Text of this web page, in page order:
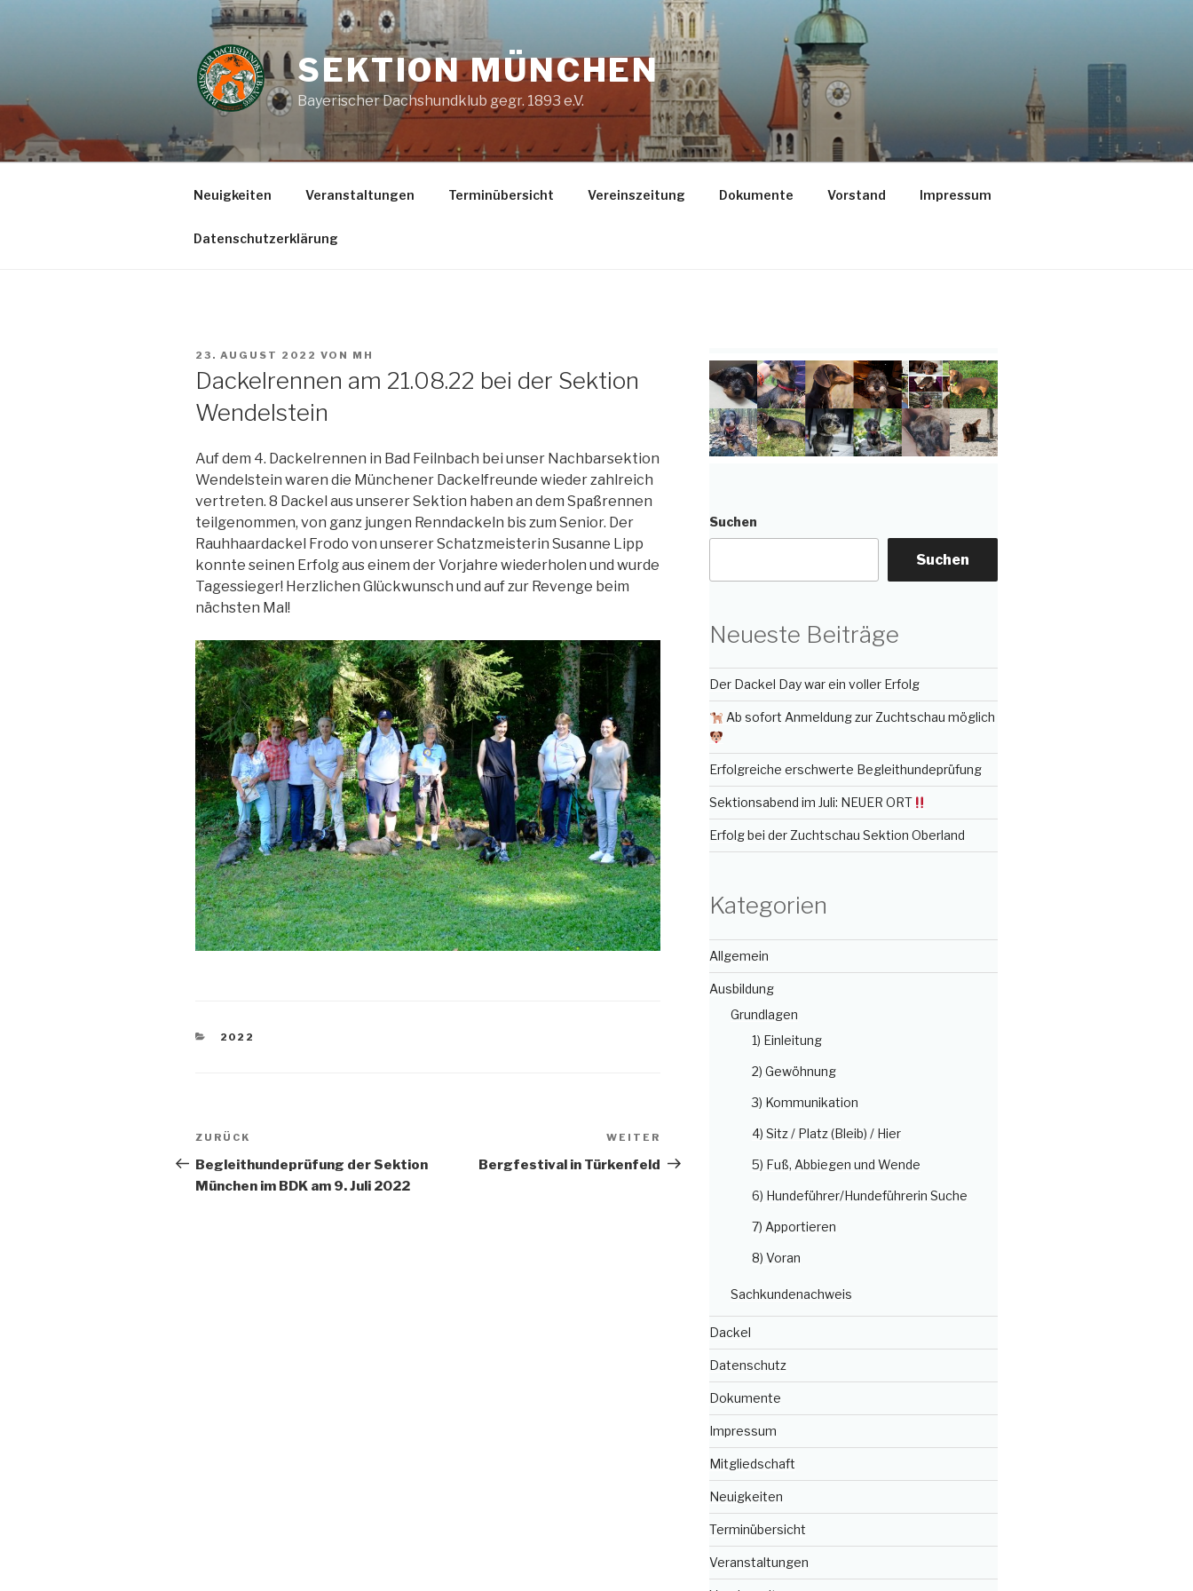
SEKTION MÜNCHEN
Bayerischer Dachshundklub gegr. 1893 e.V.
Neuigkeiten Veranstaltungen Terminübersicht Vereinszeitung Dokumente Vorstand Impressum
Datenschutzerklärung
VERÖFFENTLICHT
23. AUGUST 2022 VON MH
Dackelrennen am 21.08.22 bei der Sektion
Wendelstein
Auf dem 4. Dackelrennen in Bad Feilnbach bei unser Nachbarsektion
Wendelstein waren die Münchener Dackelfreunde wieder zahlreich
vertreten. 8 Dackel aus unserer Sektion haben an dem Spaßrennen
teilgenommen, von ganz jungen Renndackeln bis zum Senior. Der
Rauhhaardackel Frodo von unserer Schatzmeisterin Susanne Lipp
konnte seinen Erfolg aus einem der Vorjahre wiederholen und wurde
Tagessieger! Herzlichen Glückwunsch und auf zur Revenge beim
nächsten Mal!
KATEGORIEN
2022
Beitragsnavigation
Vorheriger
Beitrag
ZURÜCK
Begleithundeprüfung der Sektion
München im BDK am 9. Juli 2022
Beitrag
WEITER
Bergfestival in Türkenfeld
Suchen
Suchen
Neueste Beiträge
Der Dackel Day war ein voller Erfolg
Ab sofort Anmeldung zur Zuchtschau möglich
Erfolgreiche erschwerte Begleithundeprüfung
Sektionsabend im Juli: NEUER ORT
Erfolg bei der Zuchtschau Sektion Oberland
Kategorien
Allgemein
Ausbildung
Grundlagen
1) Einleitung
2) Gewöhnung
3) Kommunikation
4) Sitz / Platz (Bleib) / Hier
5) Fuß, Abbiegen und Wende
6) Hundeführer/Hundeführerin Suche
7) Apportieren
8) Voran
Sachkundenachweis
Dackel
Datenschutz
Dokumente
Impressum
Mitgliedschaft
Neuigkeiten
Terminübersicht
Veranstaltungen